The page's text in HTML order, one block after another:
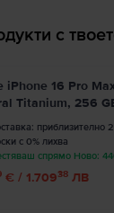
с
iPhone 16 Pro
Titanium, 256
приблизително
с 0% лихва
спрямо Ново:
€ / 1.70938 ЛВ